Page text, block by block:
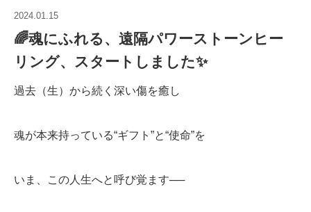
2024.01.15
🌈魂にふれる、遠隔パワーストーンヒー
リング、スタートしました✨
過去（生）から続く深い傷を癒し
魂が本来持っている“ギフト”と“使命”を
いま、この人生へと呼び覚ます──